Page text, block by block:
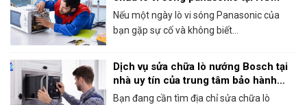
Nếu một ngày lò vi sóng Panasonic của
bạn gặp sự cố và không biết...
Dịch vụ sửa chữa lò nướng Bosch tại
nhà uy tín của trung tâm bảo hành
Bosch tại HCM
Bạn đang cần tìm địa chỉ sửa chữa lò